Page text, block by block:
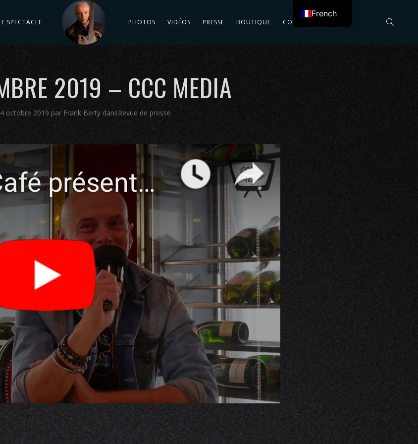
SPECTACLE PHOTOS VIDÉOS PRESSE BOUTIQUE CONTACT
2019 – CCC MEDIA
4 octobre 2019 par Frank Berty dansRevue de presse
French
English